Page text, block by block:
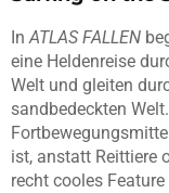
InATLAS FALLEN
eine Heldenreise
Welt und gleiten
sandbedeckten
ist, anstatt Reittiere
recht cooles